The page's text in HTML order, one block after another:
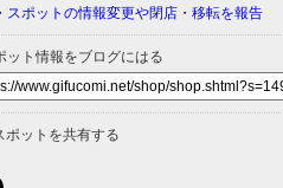
スポットの情報変更や閉店・移転を報告
ット情報をブログにはる
ポットを共有する